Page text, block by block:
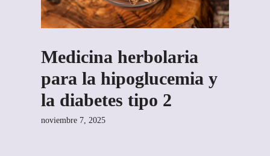
Medicina herbolaria
para la hipoglucemia y
la diabetes tipo 2
noviembre 7, 2025